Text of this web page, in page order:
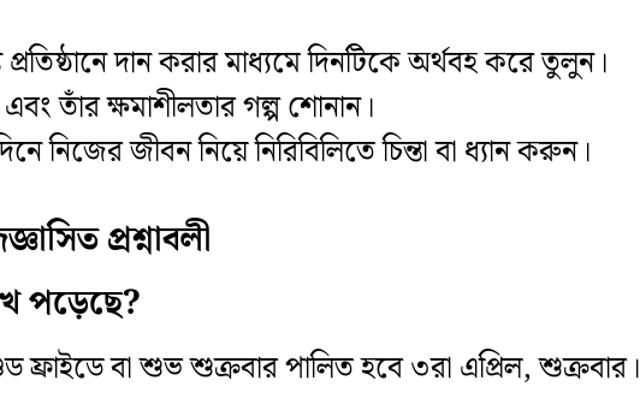
দান করার মাধ্যমে দিনটিকে অর্থবহ করে তুলুন।
তাঁর ক্ষমাশীলতার গল্প শোনান।
নিজের জীবন নিয়ে নিরিবিলিতে চিন্তা বা ধ্যান করুন।
প্রশ্নাবলী
পড়েছে?
ফ্রাইডে বা শুভ শুক্রবার পালিত হবে ৩রা এপ্রিল, শুক্রবার।